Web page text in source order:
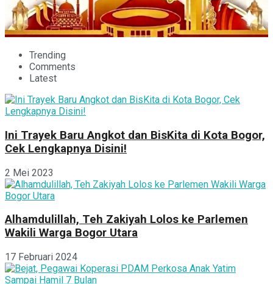
Trending
Comments
Latest
Ini Trayek Baru Angkot dan BisKita di Kota Bogor,
Cek Lengkapnya Disini!
2 Mei 2023
Alhamdulillah, Teh Zakiyah Lolos ke Parlemen
Wakili Warga Bogor Utara
17 Februari 2024